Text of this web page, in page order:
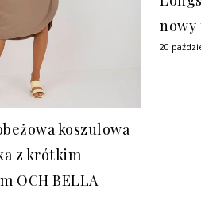
koszulowa
z krótkim
OCH BELLA
20